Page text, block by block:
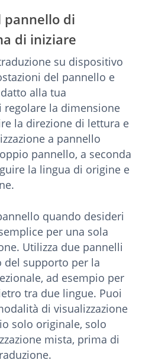
pannello di
di iniziare
su dispositivo
del pannello e
alla tua
regolare la dimensione
la direzione di lettura e
a pannello
pannello, a seconda
la lingua di origine e
quando desideri
per una sola
Utilizza due pannelli
del supporto per la
ad esempio per
tra due lingue. Puoi
di visualizzazione
solo originale, solo
mista, prima di